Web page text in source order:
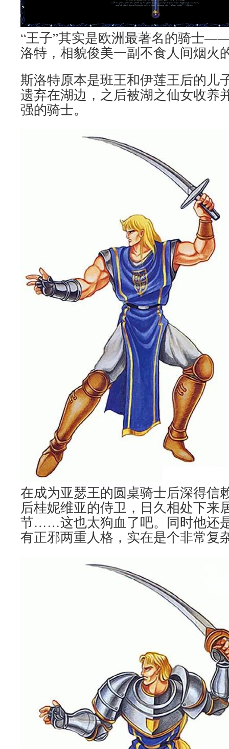
“王子”其实是欧洲最著名的骑士
洛特，相貌俊美一副不食人间烟火
斯洛特原本是班王和伊莲王后的儿
遗弃在湖边，之后被湖之仙女收养
强的骑士。
在成为亚瑟王的圆桌骑士后深得信
后桂妮维亚的侍卫，日久相处下来
节……这也太狗血了吧。同时他还
有正邪两重人格，实在是个非常复